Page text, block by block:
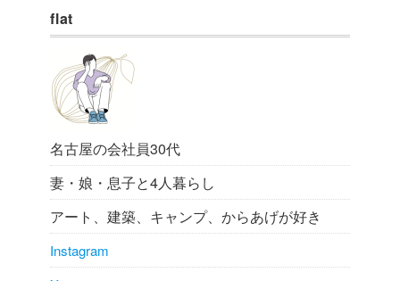
flat
名古屋の会社員30代
妻・娘・息子と4人暮らし
アート、建築、キャンプ、からあげが好き
Instagram